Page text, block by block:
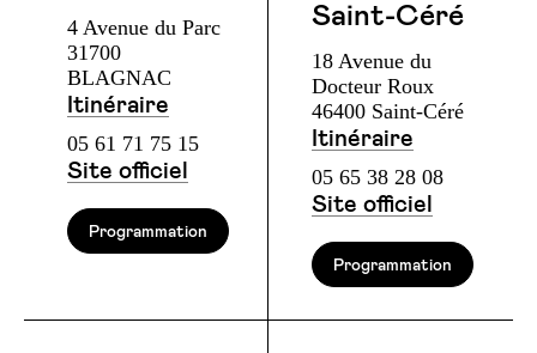
4 Avenue du Parc
31700
BLAGNAC
Itinéraire
05 61 71 75 15
Site officiel
Programmation
Saint-Céré
18 Avenue du
Docteur Roux
46400 Saint-Céré
Itinéraire
05 65 38 28 08
Site officiel
Programmation